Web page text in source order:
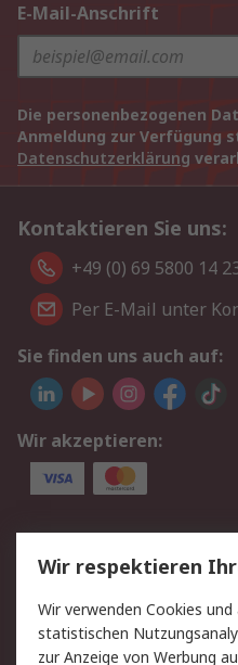
E-Mail-Anschrift
Die personenbezogenen
Anmeldung zur Verfügung
Datenschutzerklärung
Kontaktieren Sie uns:
+49 (0) 69 5800 14
Per E-Mail unter
Sie finden uns auch auf:
Wir akzeptieren:
Service
Value Added Services
Rücksendungen
Hilfe
Wir respektieren
Wir verwenden Cookies
statistischen
zur Anzeige von Werbung